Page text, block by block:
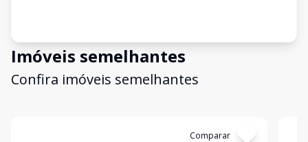
Imóveis semelhantes
Confira imóveis semelhantes
Comparar